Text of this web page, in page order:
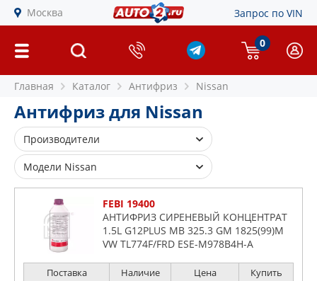
Москва Запрос по VIN
0
Главная Каталог Антифриз Nissan
Антифриз для Nissan
Производители
FEBI
SWAG
Модели Nissan
200
Almera
FEBI 19400
АНТИФРИЗ СИРЕНЕВЫЙ КОНЦЕНТРАТ
1.5L G12PLUS MB 325.3 GM 1825(99)M
VW TL774F/FRD ESE-M978B4H-A
Поставка Наличие Цена Купить